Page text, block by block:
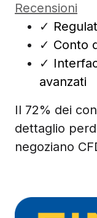
Recensioni
✓
✓ Conto
✓
avanzati
Il 72% dei
dettaglio
negoziano